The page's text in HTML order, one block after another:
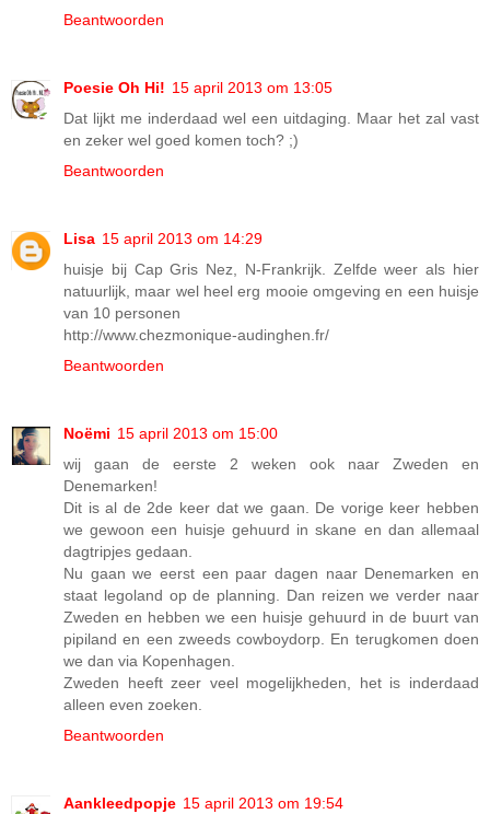
Beantwoorden
Poesie Oh Hi! 15 april 2013 om 13:05
Dat lijkt me inderdaad wel een uitdaging. Maar het zal vast
en zeker wel goed komen toch? ;)
Beantwoorden
Lisa 15 april 2013 om 14:29
huisje bij Cap Gris Nez, N-Frankrijk. Zelfde weer als hier
natuurlijk, maar wel heel erg mooie omgeving en een huisje
van 10 personen
http://www.chezmonique-audinghen.fr/
Beantwoorden
Noëmi 15 april 2013 om 15:00
wij gaan de eerste 2 weken ook naar Zweden en
Denemarken!
Dit is al de 2de keer dat we gaan. De vorige keer hebben
we gewoon een huisje gehuurd in skane en dan allemaal
dagtripjes gedaan.
Nu gaan we eerst een paar dagen naar Denemarken en
staat legoland op de planning. Dan reizen we verder naar
Zweden en hebben we een huisje gehuurd in de buurt van
pipiland en een zweeds cowboydorp. En terugkomen doen
we dan via Kopenhagen.
Zweden heeft zeer veel mogelijkheden, het is inderdaad
alleen even zoeken.
Beantwoorden
Aankleedpopje 15 april 2013 om 19:54